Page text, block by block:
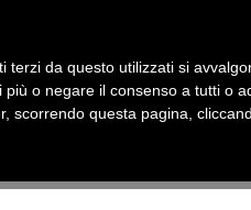
terzi da questo utilizzati si
più o negare il consenso a tutti o
scorrendo questa pagina,